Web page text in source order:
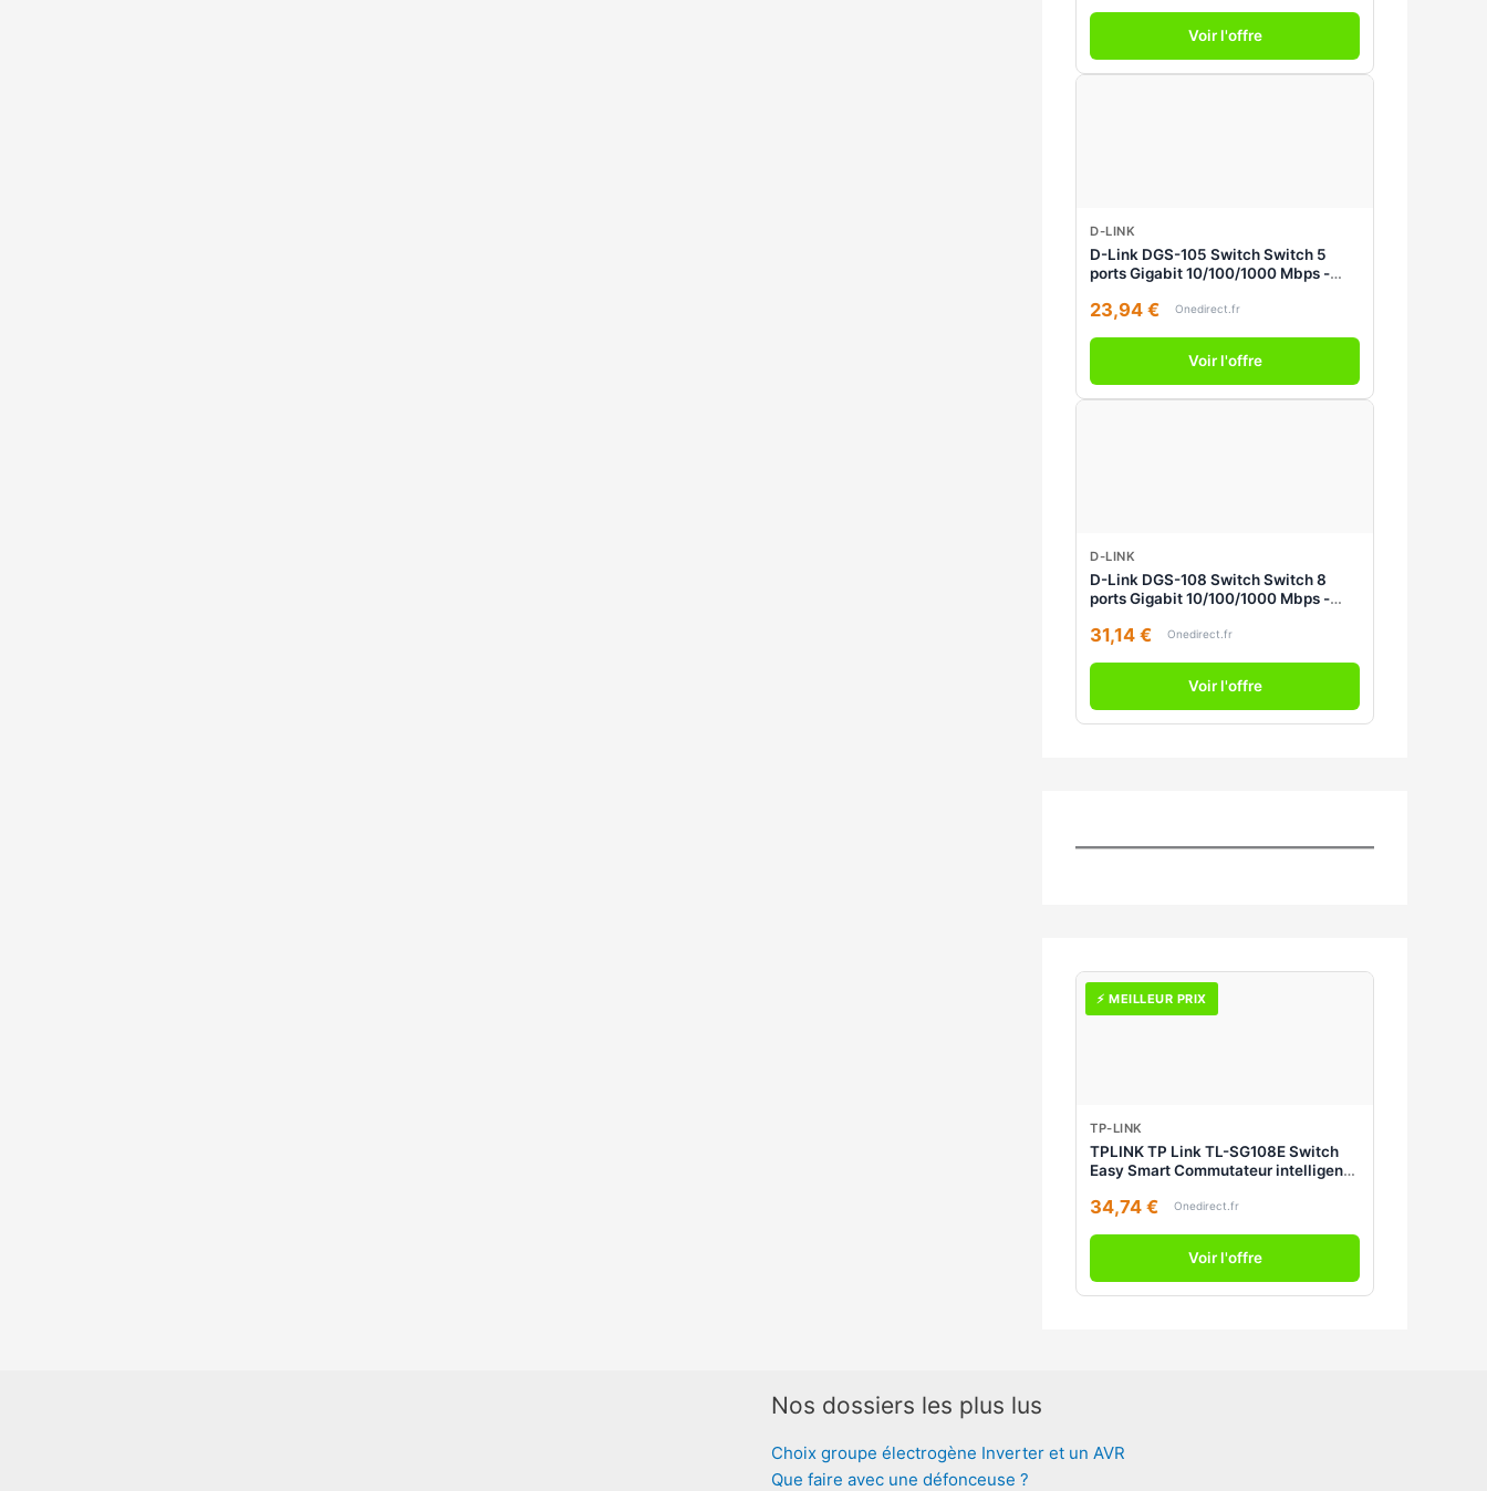
Voir l'offre
D-LINK
D-Link DGS-105 Switch Switch 5
ports Gigabit 10/100/1000 Mbps -
23,94 € Onedirect.fr
Voir l'offre
D-LINK
D-Link DGS-108 Switch Switch 8
ports Gigabit 10/100/1000 Mbps -
31,14 € Onedirect.fr
Voir l'offre
⚡ MEILLEUR PRIX
TP-LINK
TPLINK TP Link TL-SG108E Switch
Easy Smart Commutateur intelligent
boîtier métallique et fonctions
34,74 € Onedirect.fr
Voir l'offre
Nos dossiers les plus lus
Choix groupe électrogène Inverter et un AVR
Que faire avec une défonceuse ?